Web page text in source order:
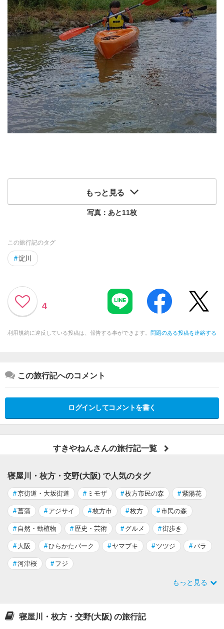
もっと見る
写真：あと11枚
この旅行記のタグ
#淀川
4
利用規約に違反している投稿は、報告する事ができます。 問題のある投稿を連絡する
この旅行記へのコメント
ログインしてコメントを書く
すきやねんさんの旅行記一覧
寝屋川・枚方・交野(大阪) で人気のタグ
#京街道・大坂街道 # ミモザ #枚方市民の森 #紫陽花
#菖蒲 # アジサイ #枚方市 #枚方 #市民の森
# 自然・動植物 # 歴史・芸術 # グルメ #街歩き
# 大阪 #ひらかたパーク # ヤマブキ # ツツジ #バラ
#河津桜 # フジ
もっと見る
寝屋川・枚方・交野(大阪) の旅行記